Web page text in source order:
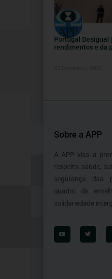
Portugal Desigual
rendimentos e da
Sobre a APP
A APP visa a
respeito, saúde,
segurança das
quadro de
solidariedade